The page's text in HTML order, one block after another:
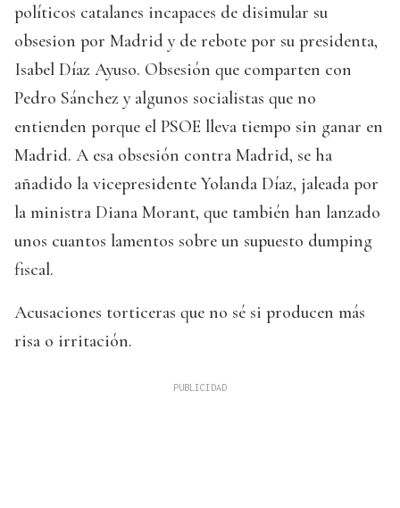
políticos catalanes incapaces de disimular su
obsesion por Madrid y de rebote por su presidenta,
Isabel Díaz Ayuso. Obsesión que comparten con
Pedro Sánchez y algunos socialistas que no
entienden porque el PSOE lleva tiempo sin ganar en
Madrid. A esa obsesión contra Madrid, se ha
añadido la vicepresidente Yolanda Díaz, jaleada por
la ministra Diana Morant, que también han lanzado
unos cuantos lamentos sobre un supuesto dumping
fiscal.
Acusaciones torticeras que no sé si producen más
risa o irritación.